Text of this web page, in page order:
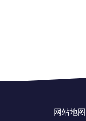
网站地图